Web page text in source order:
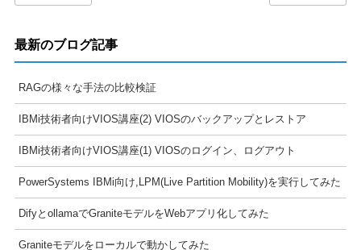
最新のブログ記事
RAGの様々な手法の比較検証
IBMi技術者向けVIOS講座(2) VIOSのバックアップとレストア
IBMi技術者向けVIOS講座(1) VIOSのログイン、ログアウト
PowerSystems IBMi向け,LPM(Live Partition Mobility)を実行してみた
DifyとollamaでGraniteモデルをWebアプリ化してみた
Graniteモデルをローカルで動かしてみた